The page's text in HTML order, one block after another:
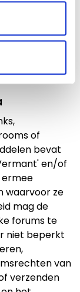
voor om
gebruik
te
of
bevat
en/of
ermee
waarvoor ze
mag de
forums te
niet beperkt
van
verzenden